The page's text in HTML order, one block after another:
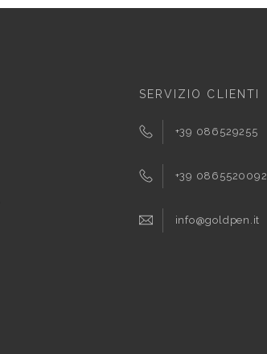
SERVIZIO CLIENTI
+39 086529255
+39 0865520092
info@goldpen.it